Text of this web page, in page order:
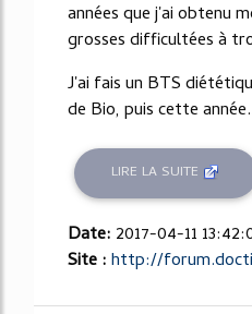
années que j'ai obtenu
grosses difficultées à
J'ai fais un BTS
de Bio, puis cette
LIRE LA SUITE
Date: 2017-04-11
Site :http://